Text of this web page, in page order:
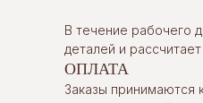
В течение рабочего
деталей и
ОПЛАТА
Заказы принимаются